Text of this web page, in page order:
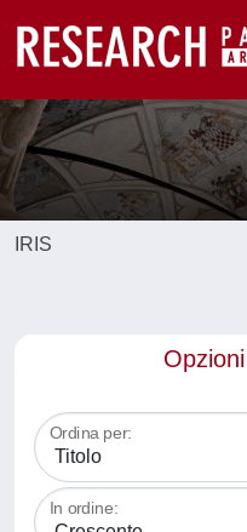
IRIS
Opzioni
Ordina per:
In ordine: